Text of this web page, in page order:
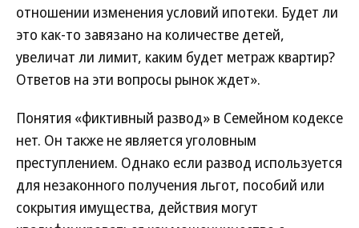
отношении изменения условий ипотеки. Будет ли
это как-то завязано на количестве детей,
увеличат ли лимит, каким будет метраж квартир?
Ответов на эти вопросы рынок ждет».
Понятия «фиктивный развод» в Семейном кодексе
нет. Он также не является уголовным
преступлением. Однако если развод используется
для незаконного получения льгот, пособий или
сокрытия имущества, действия могут